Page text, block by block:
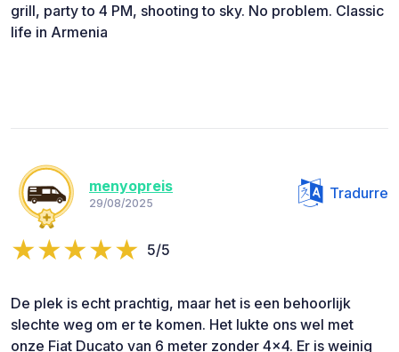
grill, party to 4 PM, shooting to sky. No problem. Classic
life in Armenia
menyopreis
29/08/2025
Tradurre
5/5
De plek is echt prachtig, maar het is een behoorlijk
slechte weg om er te komen. Het lukte ons wel met
onze Fiat Ducato van 6 meter zonder 4x4. Er is weinig